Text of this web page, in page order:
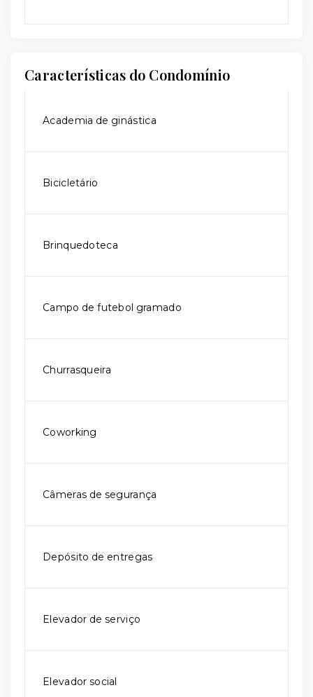
Características do Condomínio
Academia de ginástica
Bicicletário
Brinquedoteca
Campo de futebol gramado
Churrasqueira
Coworking
Câmeras de segurança
Depósito de entregas
Elevador de serviço
Elevador social